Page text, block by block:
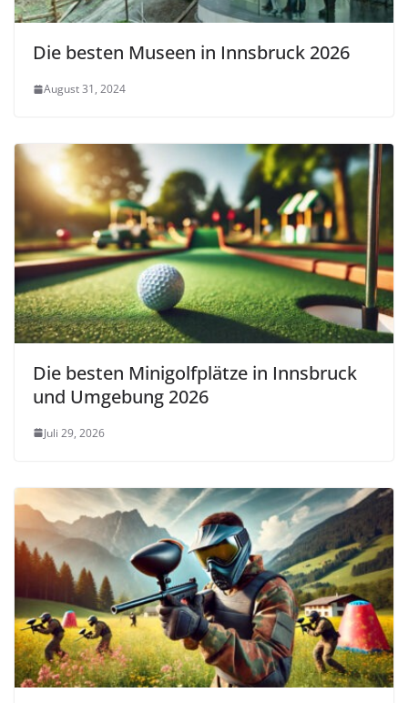
Die besten Museen in Innsbruck 2026
August 31, 2024
Die besten Minigolfplätze in Innsbruck
und Umgebung 2026
Juli 29, 2026